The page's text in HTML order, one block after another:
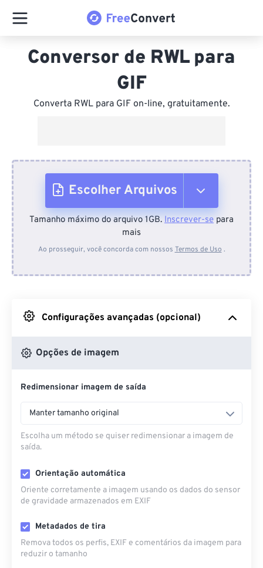
Conversor de RWL para
GIF
Converta RWL para GIF on-line, gratuitamente.
Escolher Arquivos
Do dispositivo
Do Google Drive
Do OneDrive
Da URL
Tamanho máximo do arquivo 1GB. Inscrever-se para
mais
Ao prosseguir, você concorda com nossos Termos de Uso .
Configurações avançadas (opcional)
Opções de imagem
Redimensionar imagem de saída
Manter tamanho original
Escolha um método se quiser redimensionar a imagem de
saída.
Orientação automática
Oriente corretamente a imagem usando os dados do sensor
de gravidade armazenados em EXIF
Metadados de tira
Remova todos os perfis, EXIF ​​e comentários da imagem para
reduzir o tamanho